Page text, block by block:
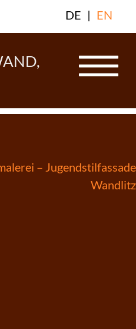
DE | EN
– Jugendstilfassade
Wandlitz